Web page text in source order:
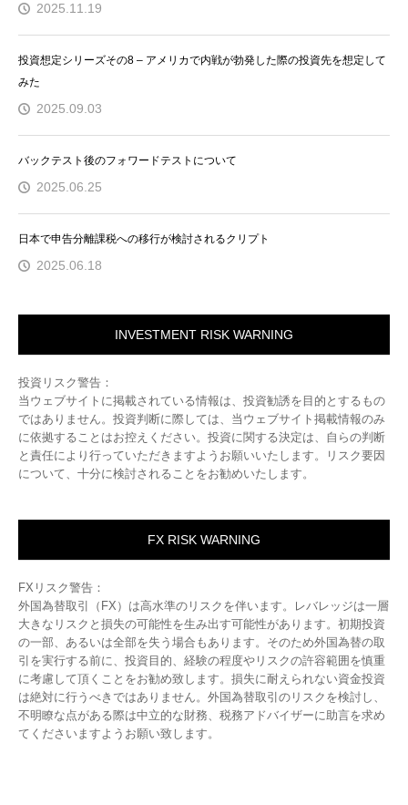
2025.11.19
投資想定シリーズその8 – アメリカで内戦が勃発した際の投資先を想定して
みた
2025.09.03
バックテスト後のフォワードテストについて
2025.06.25
日本で申告分離課税への移行が検討されるクリプト
2025.06.18
INVESTMENT RISK WARNING
投資リスク警告：
当ウェブサイトに掲載されている情報は、投資勧誘を目的とするもの
ではありません。投資判断に際しては、当ウェブサイト掲載情報のみ
に依拠することはお控えください。投資に関する決定は、自らの判断
と責任により行っていただきますようお願いいたします。リスク要因
について、十分に検討されることをお勧めいたします。
FX RISK WARNING
FXリスク警告：
外国為替取引（FX）は高水準のリスクを伴います。レバレッジは一層
大きなリスクと損失の可能性を生み出す可能性があります。初期投資
の一部、あるいは全部を失う場合もあります。そのため外国為替の取
引を実行する前に、投資目的、経験の程度やリスクの許容範囲を慎重
に考慮して頂くことをお勧め致します。損失に耐えられない資金投資
は絶対に行うべきではありません。外国為替取引のリスクを検討し、
不明瞭な点がある際は中立的な財務、税務アドバイザーに助言を求め
てくださいますようお願い致します。